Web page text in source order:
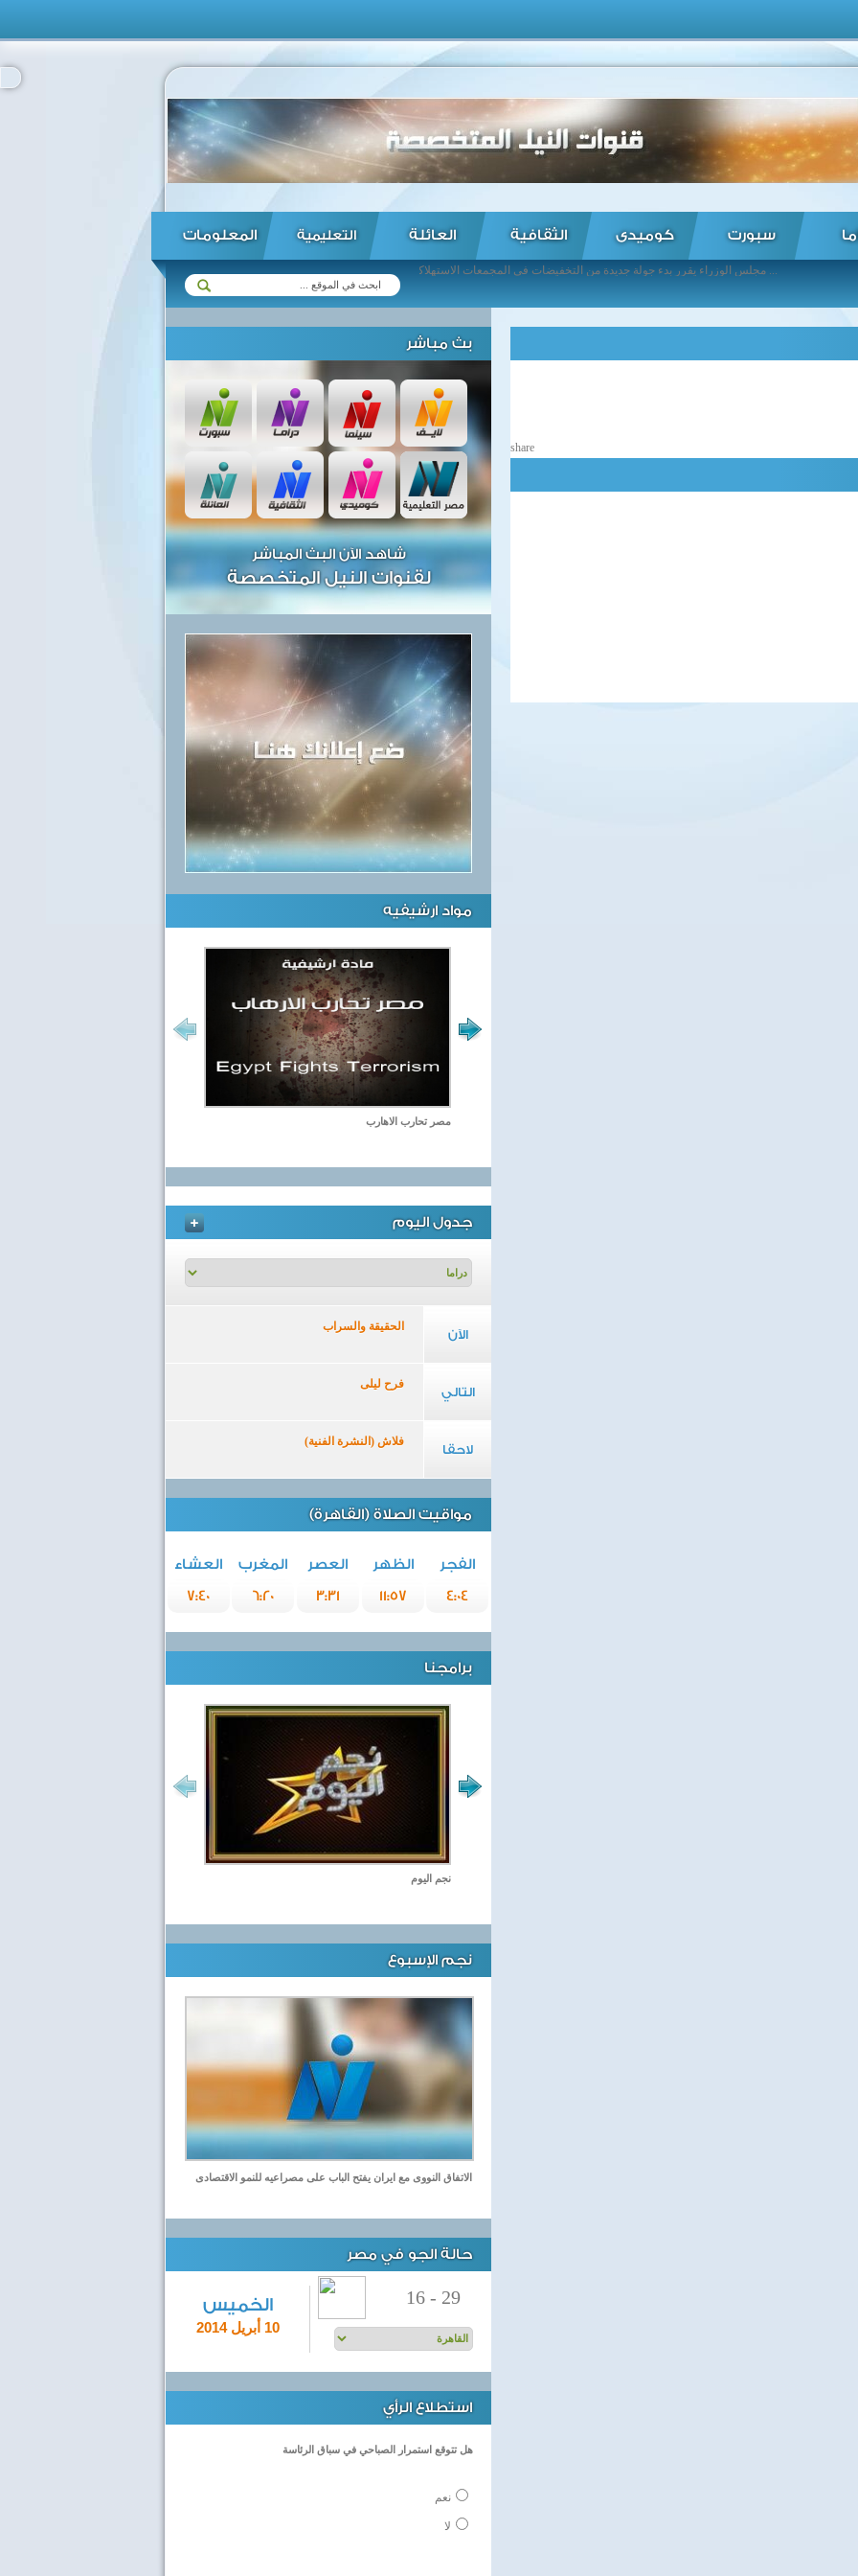
سبورت كوميدى الثقافية العائلة التعليمية المعلومات
share
بث مباشر
شاهد الآن البث المباشر
لقنوات النيل المتخصصة
مواد ارشيفيه
مصر تحارب الاهارب
جدول اليوم
الآن
الحقيقة والسراب
التالي
فرح ليلى
لاحقا
فلاش (النشرة الفنية)
مواقيت الصلاة (القاهرة)
الفجر الظهر العصر المغرب
العشاء
4:04
11:57
3:31
6:20
7:40
برامجنا
نجم اليوم
نجم الإسبوع
الاتفاق النووى مع ايران يفتح الباب على مصراعيه للنمو الاقتصادى
حالة الجو في مصر
الخميس
10 أبريل 2014
16 - 29
استطلاع الرأي
هل تتوقع استمرار الصباحي في سباق الرئاسة
نعم
لا